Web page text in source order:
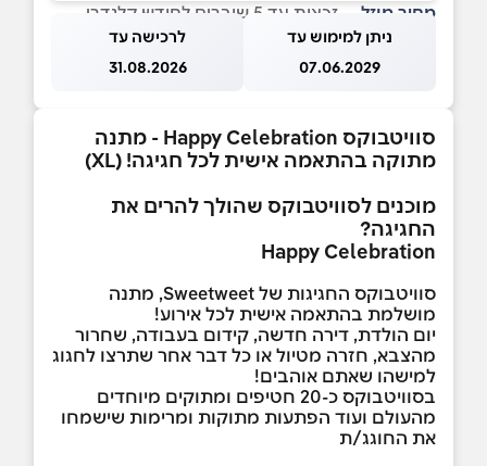
מחיר מוזל — זכאות עד 5 שוברים לחודש קלנדרי
ניתן למימוש עד
07.06.2029
לרכישה עד
31.08.2026
סוויטבוקס Happy Celebration - מתנה
מתוקה בהתאמה אישית לכל חגיגה! (XL)
מוכנים לסוויטבוקס שהולך להרים את
החגיגה?
Happy Celebration
סוויטבוקס החגיגות של Sweetweet, מתנה
מושלמת בהתאמה אישית לכל אירוע!
יום הולדת, דירה חדשה, קידום בעבודה, שחרור
מהצבא, חזרה מטיול או כל דבר אחר שתרצו לחגוג
למישהו שאתם אוהבים!
בסוויטבוקס כ-20 חטיפים ומתוקים מיוחדים
מהעולם ועוד הפתעות מתוקות ומרימות שישמחו
את החוגג/ת